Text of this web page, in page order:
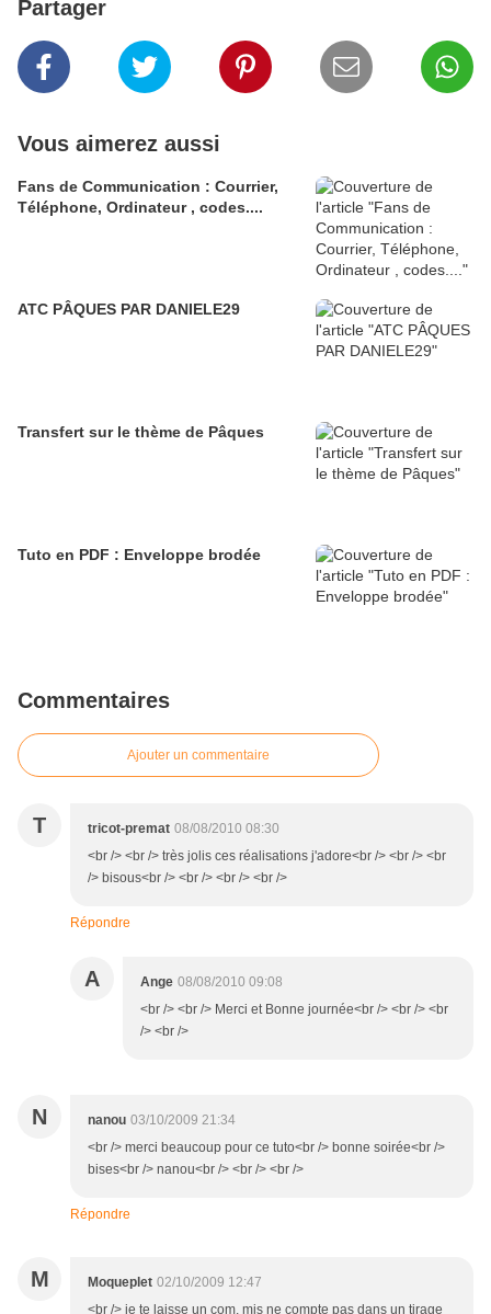
Partager
Vous aimerez aussi
Fans de Communication : Courrier,
Téléphone, Ordinateur , codes....
ATC PÂQUES PAR DANIELE29
Transfert sur le thème de Pâques
Tuto en PDF : Enveloppe brodée
Commentaires
Ajouter un commentaire
T tricot-premat 08/08/2010 08:30
<br /> <br /> très jolis ces réalisations j'adore<br /> <br /> <br
/> bisous<br /> <br /> <br /> <br />
Répondre
A Ange 08/08/2010 09:08
<br /> <br /> Merci et Bonne journée<br /> <br /> <br
/> <br />
N nanou 03/10/2009 21:34
<br /> merci beaucoup pour ce tuto<br /> bonne soirée<br />
bises<br /> nanou<br /> <br /> <br />
Répondre
M Moqueplet 02/10/2009 12:47
<br /> je te laisse un com, mis ne compte pas dans un tirage